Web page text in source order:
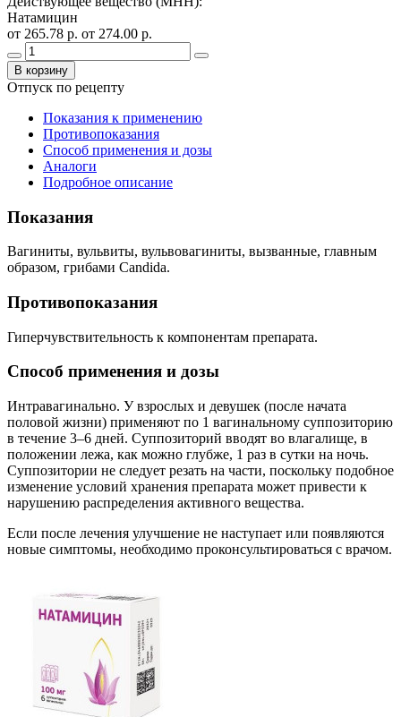
Натамицин
от 265.78 р. от 274.00 р.
В корзину
Отпуск по рецепту
Показания к применению
Противопоказания
Способ применения и дозы
Аналоги
Подробное описание
Показания
Вагиниты, вульвиты, вульвовагиниты, вызванные, главным
образом, грибами Candida.
Противопоказания
Гиперчувствительность к компонентам препарата.
Способ применения и дозы
Интравагинально. У взрослых и девушек (после начата
половой жизни) применяют по 1 вагинальному суппозиторию
в течение 3–6 дней. Суппозиторий вводят во влагалище, в
положении лежа, как можно глубже, 1 раз в сутки на ночь.
Суппозитории не следует резать на части, поскольку подобное
изменение условий хранения препарата может привести к
нарушению распределения активного вещества.
Если после лечения улучшение не наступает или появляются
новые симптомы, необходимо проконсультироваться с врачом.